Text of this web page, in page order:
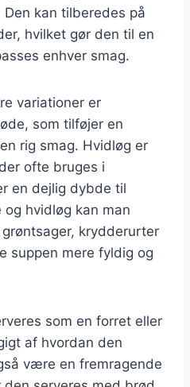
kan tilberedes på
hvilket gør den til en
enhver smag.
variationer er
som tilføjer en
rig smag. Hvidløg er
ofte bruges i
en dejlig dybde til
hvidløg kan man
krydderurter
suppen mere fyldig og
som en forret eller
af hvordan den
være en fremragende